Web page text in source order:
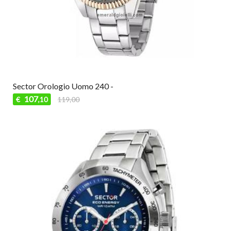
Sector Orologio Uomo 240 -
€ 107,10 119,00